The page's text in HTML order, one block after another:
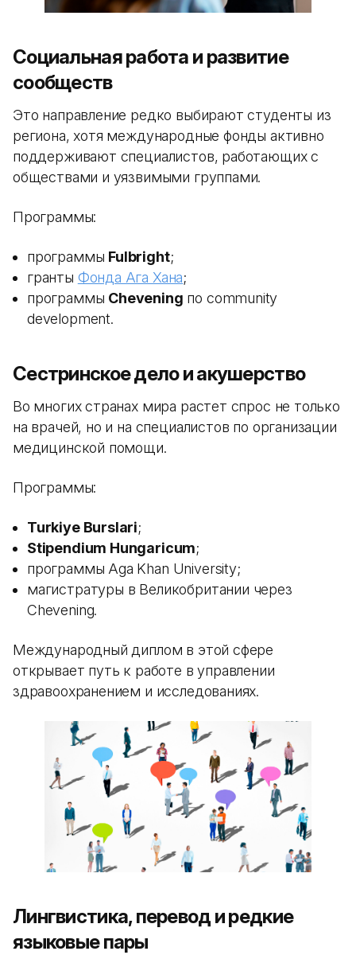
Социальная работа и развитие
сообществ
Это направление редко выбирают студенты из
региона, хотя международные фонды активно
поддерживают специалистов, работающих с
обществами и уязвимыми группами.
Программы:
программы Fulbright;
гранты Фонда Ага Хана;
программы Chevening по community
development.
Сестринское дело и акушерство
Во многих странах мира растет спрос не только
на врачей, но и на специалистов по организации
медицинской помощи.
Программы:
Turkiye Burslari;
Stipendium Hungaricum;
программы Aga Khan University;
магистратуры в Великобритании через
Chevening.
Международный диплом в этой сфере
открывает путь к работе в управлении
здравоохранением и исследованиях.
Лингвистика, перевод и редкие
языковые пары